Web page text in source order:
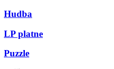
Hudba
LP platne
Puzzle